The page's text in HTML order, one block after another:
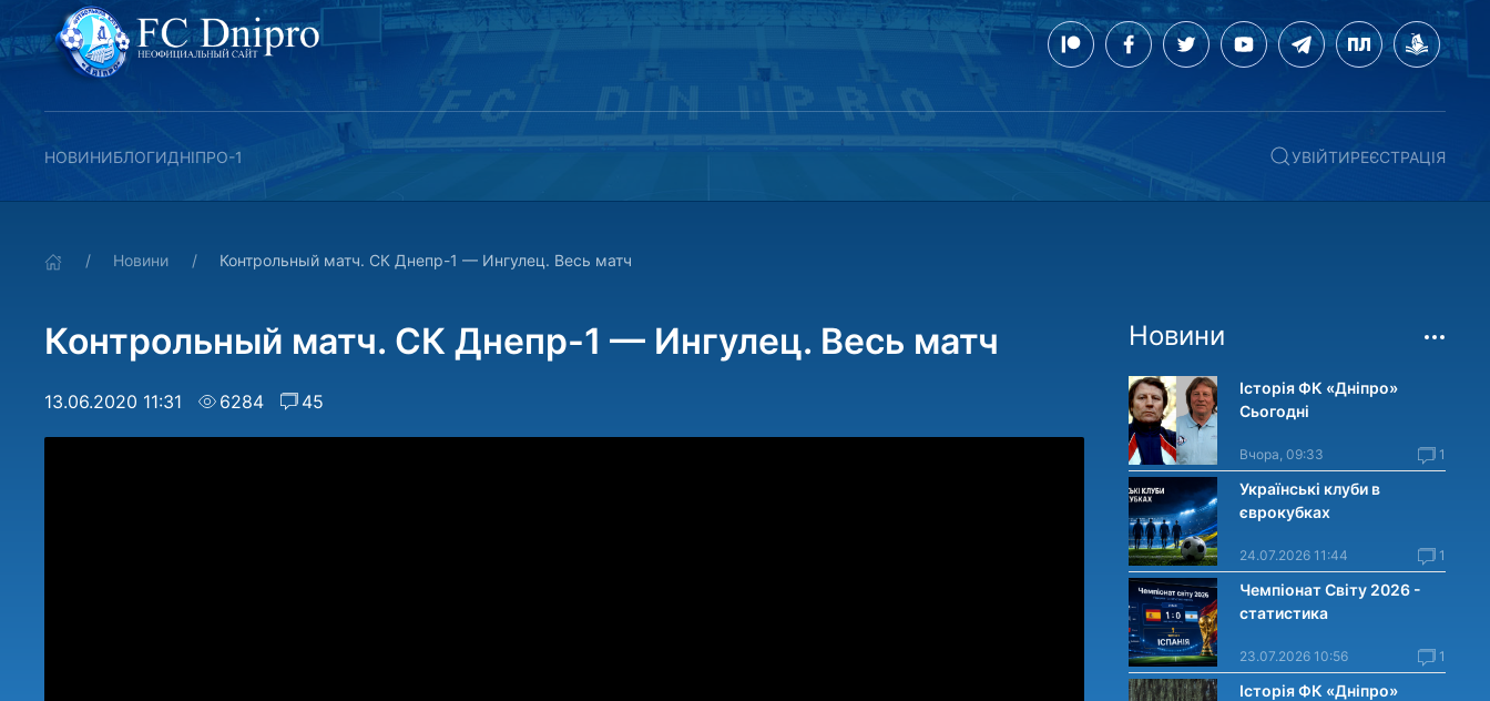
НОВИНИБЛОГИДНІПРО-1 УВІЙТИРЕЄСТРАЦІЯ
Новини Контрольный матч. СК Днепр-1 — Ингулец. Весь матч
Контрольный матч. СК Днепр-1 — Ингулец. Весь матч
13.06.2020 11:31 6284 45
Новини
Історія ФК «Дніпро»
Сьогодні
Вчора, 09:33 1
Українські клуби в
єврокубках
24.07.2026 11:44 1
Чемпіонат Світу 2026 -
статистика
23.07.2026 10:56 1
Історія ФК «Дніпро»